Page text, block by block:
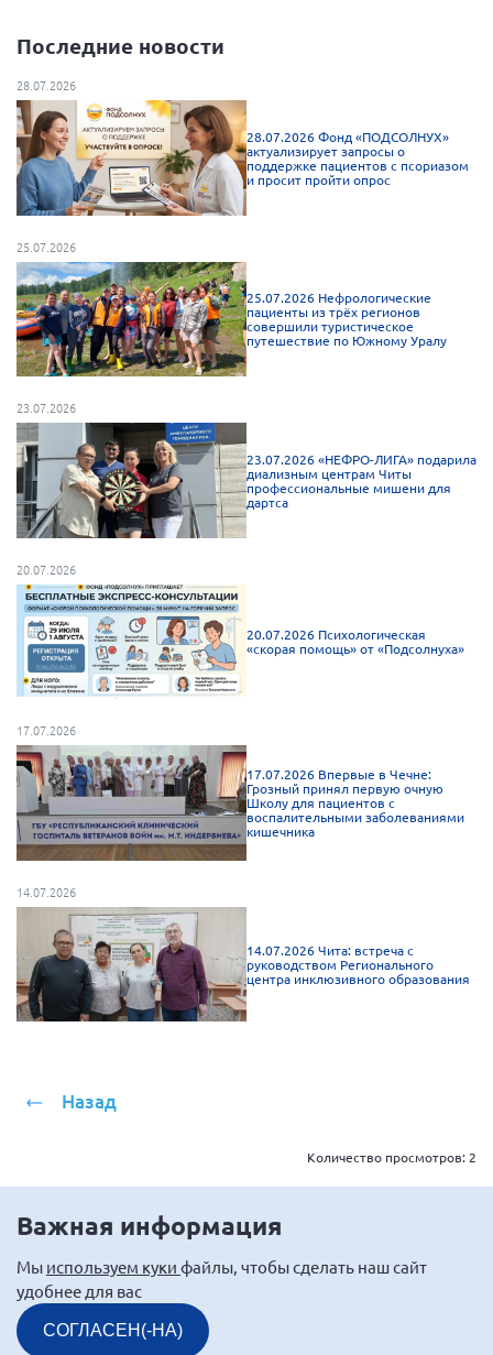
Конференция ОООИБРС 2022
Конференция ОООИБРС 2021
Конференция ВСЭ 2021
Конференция ОООИБРС 2020
Документы съездов
Второй съезд
Третий съезд
Четвертый съезд
Пятый съезд
Шестой съезд
ОФ «Фонд содействия больным рассеянным
Новости: Казахстан
Письма и официальные ответы
Нормативно-правовые документы
Методическая литература для НКО
Публичные отчеты
Исследования, аналитика, мнения
"Рассеянный склероз. XX лет работы
ОООИБРС" (25-29.08.2020)
Всероссийская конференция-тренинг
"Рассеянный склероз: новые реалии" (26-
29.05.2022)
Общероссийская РС
Алтайский край
Архангельская область
Калининградская область
Кемеровская область
Кировская область
Краснодарский край
Последние новости
28.07.2026
28.07.2026 Фонд «ПОДСОЛНУХ»
актуализирует запросы о
поддержке пациентов с псориазом
и просит пройти опрос
25.07.2026
25.07.2026 Нефрологические
пациенты из трёх регионов
совершили туристическое
путешествие по Южному Уралу
23.07.2026
23.07.2026 «НЕФРО-ЛИГА» подарила
диализным центрам Читы
профессиональные мишени для
дартса
20.07.2026
20.07.2026 Психологическая
«скорая помощь» от «Подсолнуха»
17.07.2026
17.07.2026 Впервые в Чечне:
Грозный принял первую очную
Школу для пациентов с
воспалительными заболеваниями
кишечника
14.07.2026
14.07.2026 Чита: встреча с
руководством Регионального
центра инклюзивного образования
Назад
Количество просмотров: 2
Важная информация
Мы используем куки файлы, чтобы сделать наш сайт
удобнее для вас
СОГЛАСЕН(-НА)